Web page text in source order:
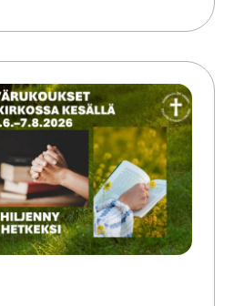
Kesän rukoushetket